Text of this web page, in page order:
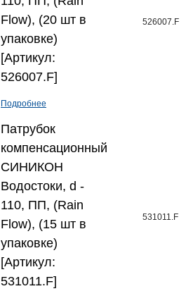
Flow), (20 шт в
упаковке)
[Артикул:
526007.F]
Подробнее
526007.F
Патрубок
компенсационный
СИНИКОН
Водостоки, d -
110, ПП, (Rain
Flow), (15 шт в
упаковке)
[Артикул:
531011.F]
531011.F